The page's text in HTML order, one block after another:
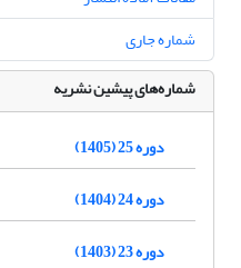
شماره جاری
شماره‌های پیشین نشریه
دوره 25 (1405)
دوره 24 (1404)
دوره 23 (1403)